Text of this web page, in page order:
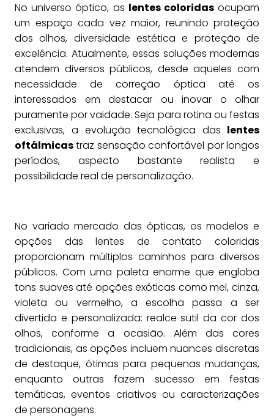
No universo óptico, as lentes coloridasocupam
um espaço cada vez maior, reunindo proteção
dos olhos, diversidade estética e proteção de
excelência. Atualmente, essas soluções modernas
atendem diversos públicos, desde aqueles com
necessidade de correção óptica até os
interessados em destacar ou inovar o olhar
puramente por vaidade. Seja para rotina ou festas
exclusivas, a evolução tecnológica das lentes
oftálmicastraz sensação confortável por longos
períodos, aspecto bastante realista e
possibilidade real de personalização.
No variado mercado das ópticas, os modelos e
opções das lentes de contato coloridas
proporcionam múltiplos caminhos para diversos
públicos. Com uma paleta enorme que engloba
tons suaves até opções exóticas como mel, cinza,
violeta ou vermelho, a escolha passa a ser
divertida e personalizada: realce sutil da cor dos
olhos, conforme a ocasião. Além das cores
tradicionais, as opções incluem nuances discretas
de destaque, ótimas para pequenas mudanças,
enquanto outras fazem sucesso em festas
temáticas, eventos criativos ou caracterizações
de personagens.